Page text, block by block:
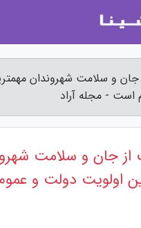
و سلامت شهروندان
است - مجله آراد
از جان و سلامت
اولویت دولت و